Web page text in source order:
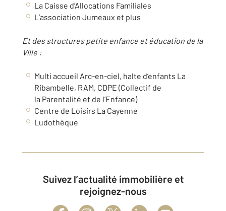
La Caisse d’Allocations Familiales
L’association Jumeaux et plus
Et des structures petite enfance et éducation de la
Ville :
Multi accueil Arc-en-ciel, halte d’enfants La
Ribambelle, RAM, CDPE (Collectif de
la Parentalité et de l’Enfance)
Centre de Loisirs La Cayenne
Ludothèque
Suivez l’actualité immobilière et
rejoignez-nous